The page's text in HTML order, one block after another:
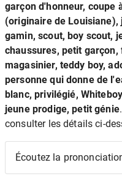
garçon d'honneur, coupe
(originaire de
gamin, scout, boy scout,
chaussures, petit
magasinier, teddy boy,
personne qui donne de
blanc, privilégié,
jeune prodige, petit génie
consulter les détails ci-
Écoutez la